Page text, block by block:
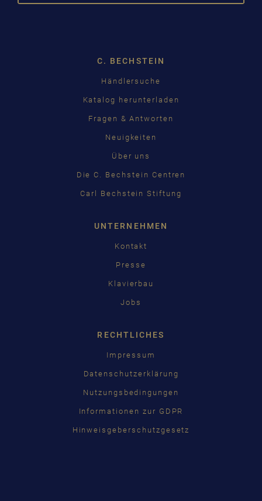
C. BECHSTEIN
Händlersuche
Katalog herunterladen
Fragen & Antworten
Neuigkeiten
Über uns
Die C. Bechstein Centren
Carl Bechstein Stiftung
UNTERNEHMEN
Kontakt
Presse
Klavierbau
Jobs
RECHTLICHES
Impressum
Datenschutzerklärung
Nutzungsbedingungen
Informationen zur GDPR
Hinweisgeberschutzgesetz